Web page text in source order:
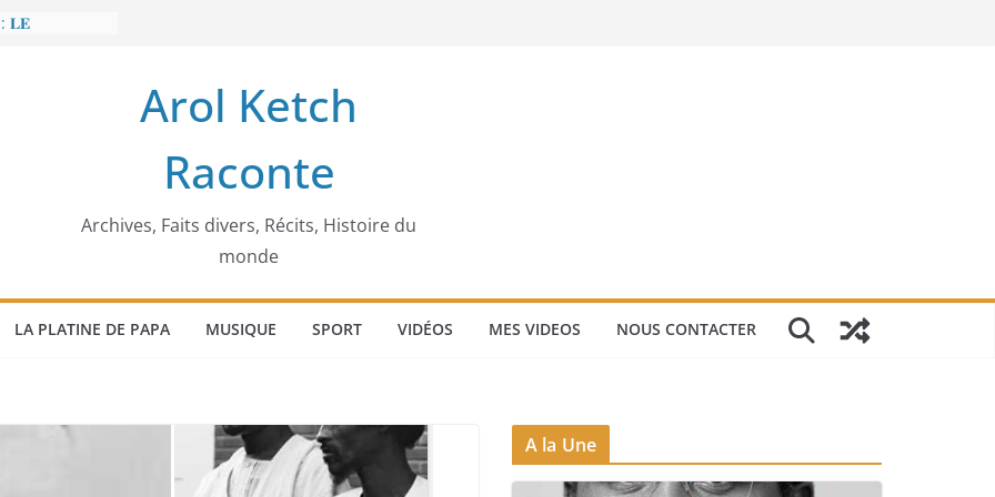
𝐋𝐄
𝐨𝐫𝐝𝐢𝐧𝐚𝐭𝐞𝐮𝐫
Arol Ketch
Raconte
Archives, Faits divers, Récits, Histoire du
monde
LA PLATINE DE PAPA MUSIQUE SPORT VIDÉOS MES VIDEOS NOUS CONTACTER
A la Une